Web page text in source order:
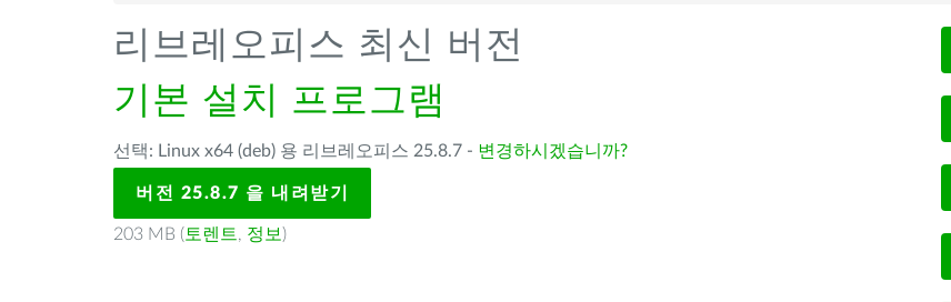
리브레오피스 최신 버전
기본 설치 프로그램
선택: Linux x64 (deb) 용 리브레오피스 25.8.7 - 변경하시겠습니까?
버전 25.8.7 을 내려받기
203 MB ( 토렌트, 정보 )